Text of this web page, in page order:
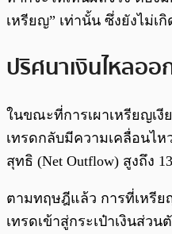
เหรียญ” เท่านั้น ซึ่งยังไม่เ
ปริศนาเงินไหลอ
ในขณะที่การเผาเหรียญเ
เทรดกลับมีความเคลื่อนไ
สุทธิ (Net Outflow) สูงถึง
ตามทฤษฎีแล้ว การที่เหรี
เทรดเข้าสู่กระเป๋าเงินส่